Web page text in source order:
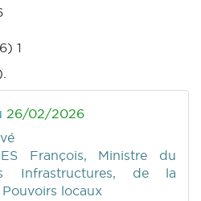
1
26/02/2026
François, Ministre du
Infrastructures, de la
locaux